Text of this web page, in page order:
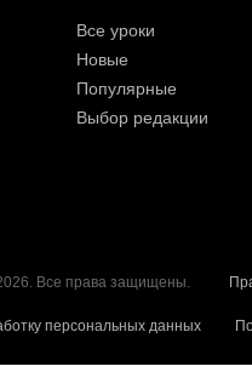
Все уроки
Новые
Популярные
Выбор редакции
Все права защищены.
персональных данных